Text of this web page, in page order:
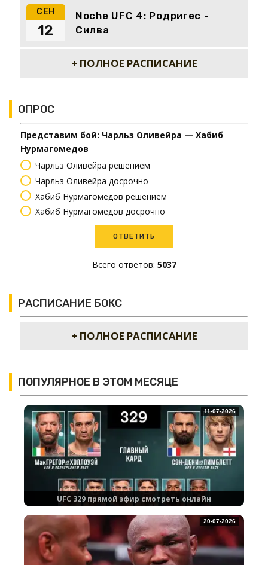
СЕН
Noche UFC 4: Родригес -
Силва
12
+ ПОЛНОЕ РАСПИСАНИЕ
ОПРОС
Представим бой: Чарльз Оливейра — Хабиб
Нурмагомедов
Чарльз Оливейра решением
Чарльз Оливейра досрочно
Хабиб Нурмагомедов решением
Хабиб Нурмагомедов досрочно
Всего ответов: 5037
РАСПИСАНИЕ БОКС
+ ПОЛНОЕ РАСПИСАНИЕ
ПОПУЛЯРНОЕ В ЭТОМ МЕСЯЦЕ
UFC 329 прямой эфир смотреть онлайн
11-07-2026
20-07-2026